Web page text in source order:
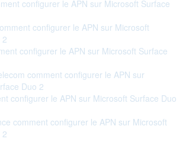
configurer le APN sur Microsoft Surface
configurer le APN sur Microsoft
2
configurer le APN sur Microsoft Surface
comment configurer le APN sur
Duo 2
configurer le APN sur Microsoft Surface Duo
comment configurer le APN sur Microsoft
2